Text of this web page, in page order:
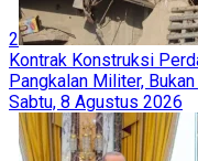
2
Kontrak Konstruksi
Pangkalan Militer,
Sabtu, 8 Agustus 2026